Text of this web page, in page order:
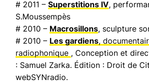
# 2011 – Superstitions IV,
S.Moussempès
# 2010 – Macrosillons, sculpture
# 2010 – Les gardiens,
radiophonique , Conception et
: Samuel Zarka. Édition : Droit de
webSYNradio.